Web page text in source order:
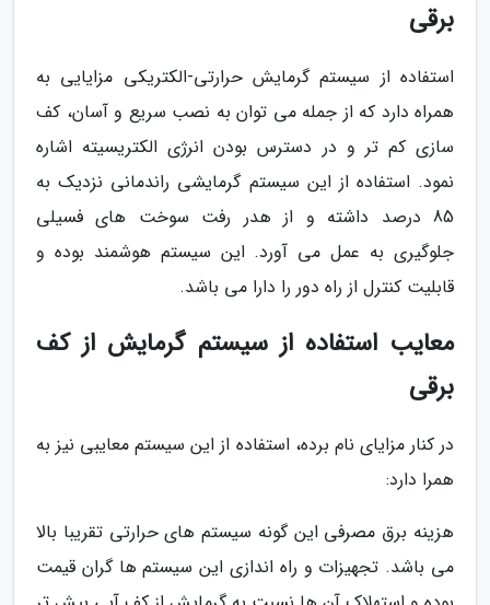
برقی
استفاده از سیستم گرمایش حرارتی-الکتریکی مزایایی به
همراه دارد که از جمله می توان به نصب سریع و آسان، کف
سازی کم تر و در دسترس بودن انرژی الکتریسیته اشاره
نمود. استفاده از این سیستم گرمایشی راندمانی نزدیک به
85 درصد داشته و از هدر رفت سوخت های فسیلی
جلوگیری به عمل می آورد. این سیستم هوشمند بوده و
قابلیت کنترل از راه دور را دارا می باشد.
معایب استفاده از سیستم گرمایش از کف
برقی
در کنار مزایای نام برده، استفاده از این سیستم معایبی نیز به
همرا دارد:
هزینه برق مصرفی این گونه سیستم های حرارتی تقریبا بالا
می باشد. تجهیزات و راه اندازی این سیستم ها گران قیمت